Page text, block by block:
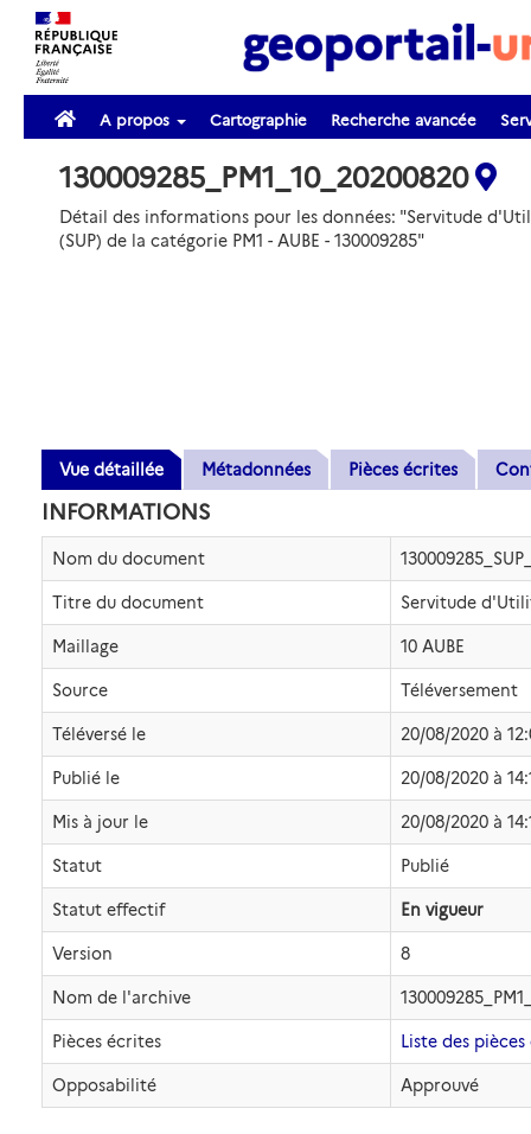
A propos Cartographie Recherche avancée
130009285_PM1_10_20200820
Détail des informations pour les données: "Servitude
(SUP) de la catégorie PM1 - AUBE - 130009285"
Vue détaillée Métadonnées Pièces écrites
INFORMATIONS
Nom du document
Titre du document Servitude
Maillage 10 AUBE
Source Téléversement
Téléversé le 20/08/2020 à
Publié le 20/08/2020 à
Mis à jour le 20/08/2020 à
Statut Publié
Statut effectif En vigueur
Version 8
Nom de l'archive
Pièces écrites Liste des
Opposabilité Approuvé